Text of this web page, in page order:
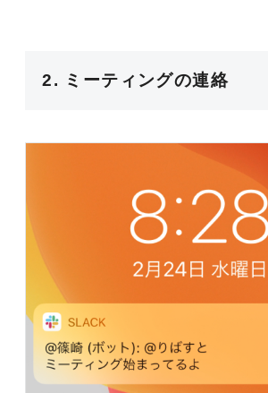
2. ミーティングの連絡